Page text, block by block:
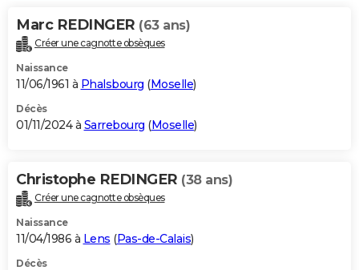
Alimentation
Guide de la santé
Maladies
Médicaments
Sommeil
VOYAGE
Destinations
City break
Voyage nature
Voyage de noces
Forum
Climat
+PHOTO
GUIDES D'ACHAT
BONS PLANS
Carte de Noël
Carte Bonne année
Carte Saint-Valentin
Carte Pâques
Carte d'anniversaire
DICTIONNAIRE
Dictionnaire
Biographies
Citations
Expressions
Proverbes
PROGRAMME TV
Marc REDINGER (63 ans)
Créer une cagnotte obsèques
Naissance
11/06/1961 à Phalsbourg (Moselle)
Décès
01/11/2024 à Sarrebourg (Moselle)
Christophe REDINGER (38 ans)
Créer une cagnotte obsèques
Naissance
11/04/1986 à Lens (Pas-de-Calais)
Décès